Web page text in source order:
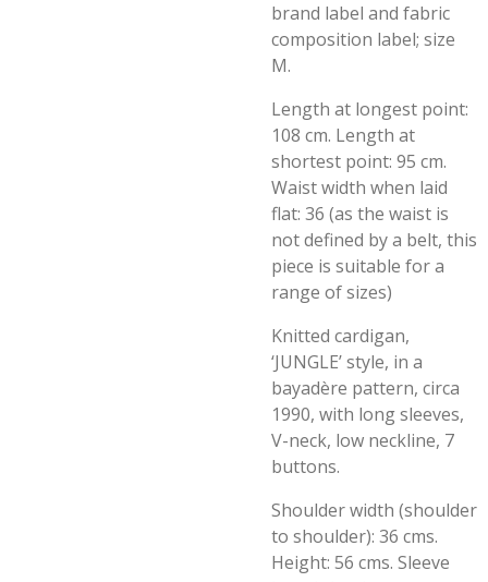
brand label and fabric
composition label; size
M.
Length at longest point:
108 cm. Length at
shortest point: 95 cm.
Waist width when laid
flat: 36 (as the waist is
not defined by a belt, this
piece is suitable for a
range of sizes)
Knitted cardigan,
‘JUNGLE’ style, in a
bayadère pattern, circa
1990, with long sleeves,
V-neck, low neckline, 7
buttons.
Shoulder width (shoulder
to shoulder): 36 cms.
Height: 56 cms. Sleeve